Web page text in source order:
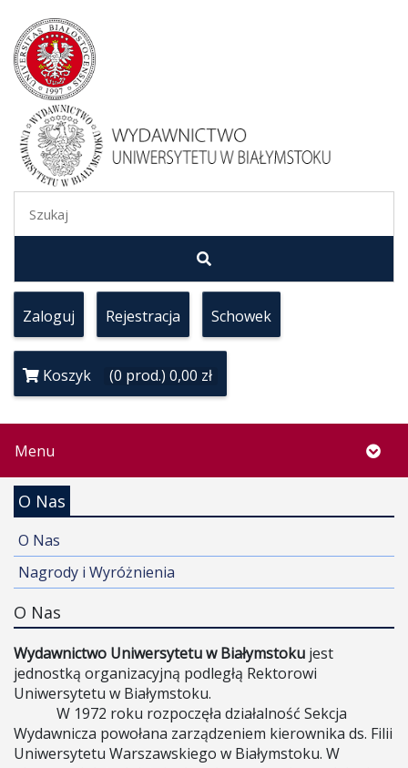
Zaloguj Rejestracja Schowek
Koszyk (0 prod.) 0,00 zł
Menu
O Nas
O Nas
Nagrody i Wyróżnienia
O Nas
Wydawnictwo Uniwersytetu w Białymstoku jest
jednostką organizacyjną podległą Rektorowi
Uniwersytetu w Białymstoku.
W 1972 roku rozpoczęła działalność Sekcja
Wydawnicza powołana zarządzeniem kierownika ds. Filii
Uniwersytetu Warszawskiego w Białymstoku. W